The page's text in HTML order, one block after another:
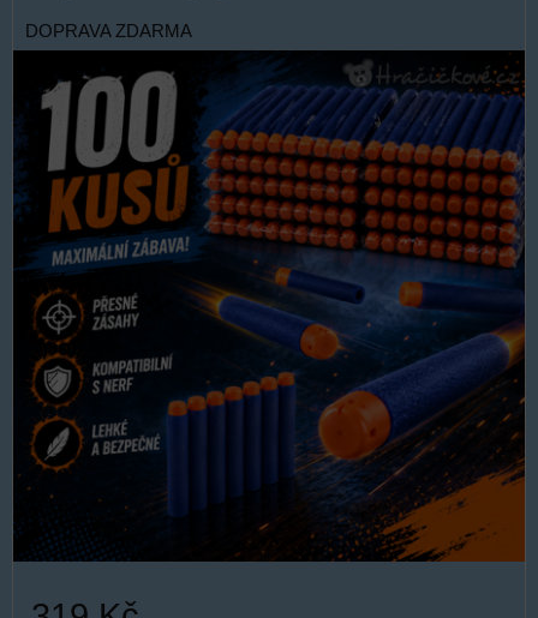
DOPRAVA ZDARMA